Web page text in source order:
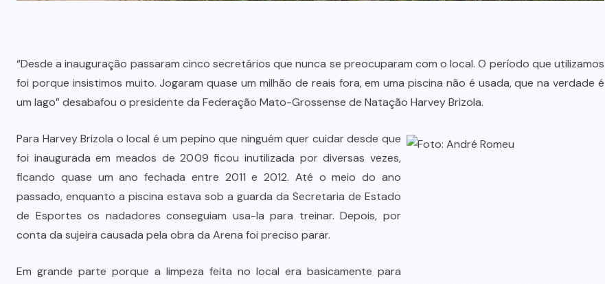
“Desde a inauguração passaram cinco secretários que nunca se preocuparam com o local. O período que utilizamos
foi porque insistimos muito. Jogaram quase um milhão de reais fora, em uma piscina não é usada, que na verdade é
um lago” desabafou o presidente da Federação Mato-Grossense de Natação Harvey Brizola.
Para Harvey Brizola o local é um pepino que ninguém quer cuidar desde que
foi inaugurada em meados de 2009 ficou inutilizada por diversas vezes,
ficando quase um ano fechada entre 2011 e 2012. Até o meio do ano
passado, enquanto a piscina estava sob a guarda da Secretaria de Estado
de Esportes os nadadores conseguiam usa-la para treinar. Depois, por
conta da sujeira causada pela obra da Arena foi preciso parar.
Em grande parte porque a limpeza feita no local era basicamente para